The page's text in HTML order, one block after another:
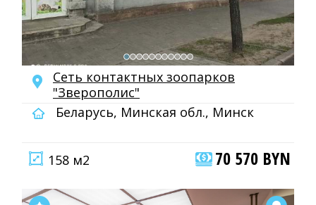
Сеть контактных зоопарков
"Зверополис"
Беларусь, Минская обл., Минск
158 м2 70 570 BYN